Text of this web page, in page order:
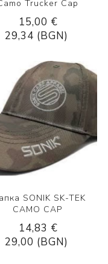
Trucker Cap
15,00 €
29,34 (BGN)
SONIK SK-TEK
CAMO CAP
14,83 €
29,00 (BGN)